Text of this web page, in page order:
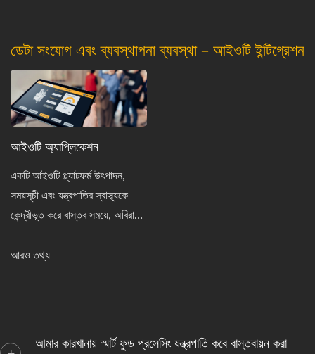
ডেটা সংযোগ এবং ব্যবস্থাপনা ব্যবস্থা – আইওটি ইন্টিগ্রেশন
আইওটি অ্যাপ্লিকেশন
একটি আইওটি প্ল্যাটফর্ম উৎপাদন,
সময়সূচী এবং যন্ত্রপাতির স্বাস্থ্যকে
কেন্দ্রীভূত করে বাস্তব সময়ে, অবিরাম
আরও তথ্য
আমার কারখানায় স্মার্ট ফুড প্রসেসিং যন্ত্রপাতি কবে বাস্তবায়ন করা